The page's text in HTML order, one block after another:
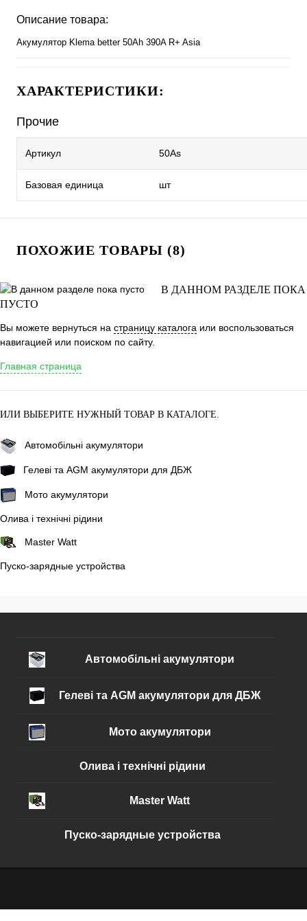
Описание товара:
Акумулятор Klema better 50Ah 390A R+ Asia
ХАРАКТЕРИСТИКИ:
Прочие
Артикул 50As
Базовая единица шт
ПОХОЖИЕ ТОВАРЫ (8)
В ДАННОМ РАЗДЕЛЕ ПОКА
ПУСТО
Вы можете вернуться на страницу каталога или воспользоваться
навигацией или поиском по сайту.
Главная страница
ИЛИ ВЫБЕРИТЕ НУЖНЫЙ ТОВАР В КАТАЛОГЕ.
Автомобільні акумулятори
Гелеві та AGM акумулятори для ДБЖ
Мото акумулятори
Олива і технічні рідини
Master Watt
Пуско-зарядные устройства
Автомобільні акумулятори
Гелеві та AGM акумулятори для ДБЖ
Мото акумулятори
Олива і технічні рідини
Master Watt
Пуско-зарядные устройства